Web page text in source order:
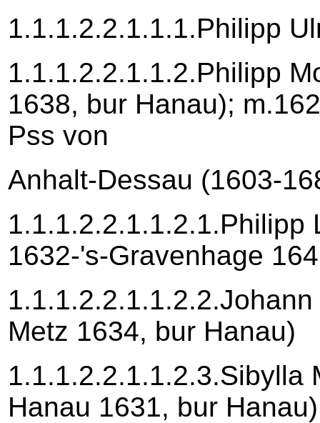
1.1.1.2.2.1.1.1.Philipp
1.1.1.2.2.1.1.2.Philipp
1638, bur Hanau);
Pss von
Anhalt-Dessau (1603-
1.1.1.2.2.1.1.2.1.Philipp
1632-'s-Gravenhage
Metz 1634, bur Hanau)
1.1.1.2.2.1.1.2.3.Sibylla
Hanau 1631, bur Hanau)